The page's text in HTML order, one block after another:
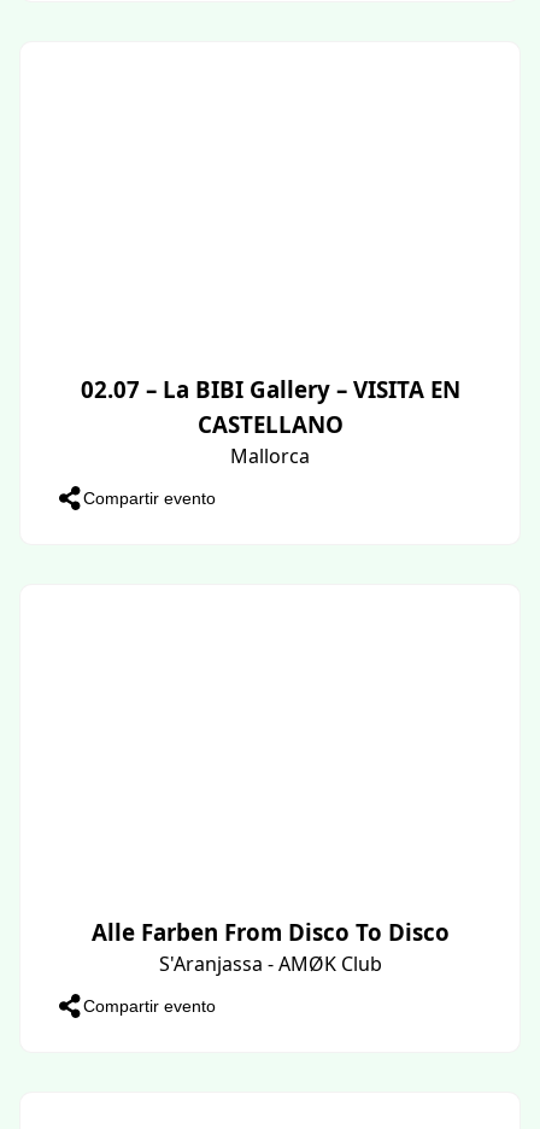
02.07 – La BIBI Gallery – VISITA EN
CASTELLANO
Mallorca
Compartir evento
Alle Farben From Disco To Disco
S'Aranjassa - AMØK Club
Compartir evento